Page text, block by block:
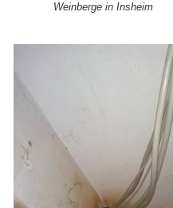
Weinberge in Insheim